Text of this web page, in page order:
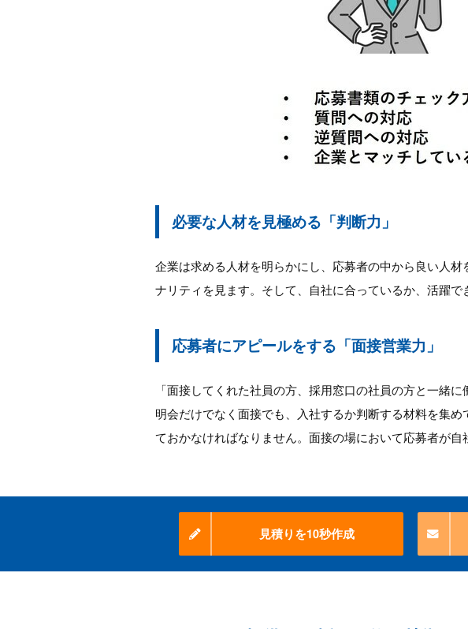
必要な人材を見極める「判断力」
企業は求める人材を明らかにし、応募者の中から良い人
ナリティを見ます。そして、自社に合っているか、活躍で
応募者にアピールをする「面接営業力」
「面接してくれた社員の方、採用窓口の社員の方と一緒
明会だけでなく面接でも、入社するか判断する材料を集
ておかなければなりません。面接の場において応募者が
見積りを10秒作成